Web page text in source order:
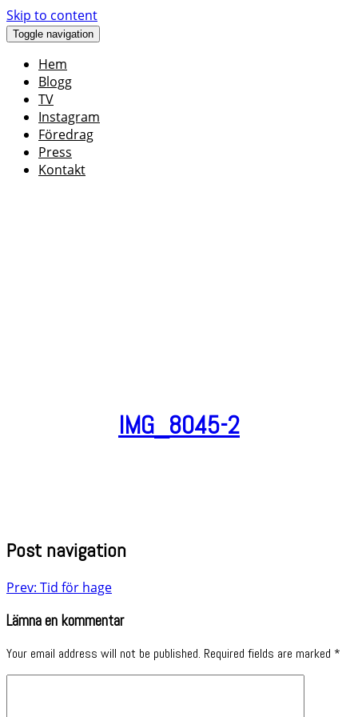
Skip to content
Toggle navigation
Hem
Blogg
TV
Instagram
Föredrag
Press
Kontakt
IMG_8045-2
Post navigation
Prev: Tid för hage
Lämna en kommentar
Your email address will not be published. Required fields are marked *